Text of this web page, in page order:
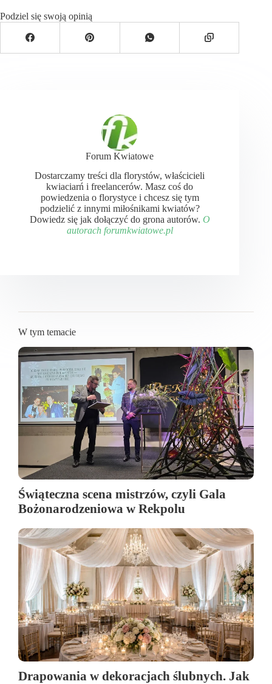
Podziel się swoją opinią
Forum Kwiatowe
Dostarczamy treści dla florystów, właścicieli
kwiaciarń i freelancerów. Masz coś do
powiedzenia o florystyce i chcesz się tym
podzielić z innymi miłośnikami kwiatów?
Dowiedz się jak dołączyć do grona autorów. O
autorach forumkwiatowe.pl
W tym temacie
Świąteczna scena mistrzów, czyli Gala
Bożonarodzeniowa w Rekpolu
Drapowania w dekoracjach ślubnych. Jak